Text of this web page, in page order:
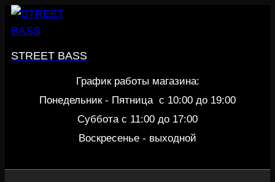
Перейти
STREET BASS
График работы магазина:
Понедельник - Пятница c 10:00 до 19:00
Суббота с 11:00 до 17:00
Воскресенье - выходной